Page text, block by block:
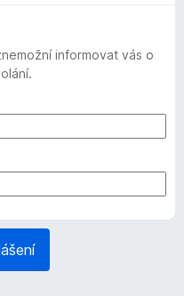
informovat vás o